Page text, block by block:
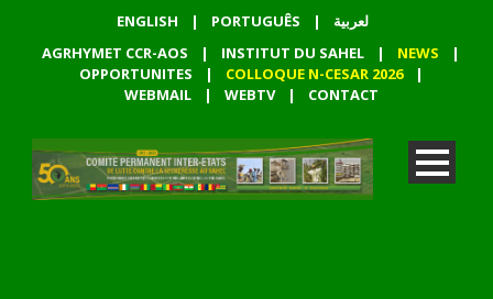
ENGLISH | PORTUGUÊS |
لعربية
AGRHYMET CCR-AOS
| INSTITUT DU SAHEL | NEWS
|
OPPORTUNITES
| COLLOQUE N-CESAR 2026
|
WEBMAIL
| WEBTV | CONTACT